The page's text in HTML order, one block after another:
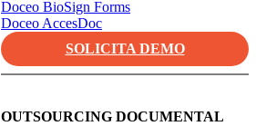
Doceo BioSign Forms
Doceo AccesDoc
SOLICITA DEMO
OUTSOURCING DOCUMENTAL